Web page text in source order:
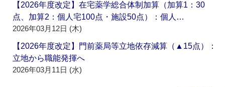
【2026年度改定】在宅薬学総合体制加算（加算1：30
点、加算2：個人宅100点・施設50点）：個人…
2026年03月12日 (木)
【2026年度改定】門前薬局等立地依存減算（▲15点）：
立地から職能発揮へ
2026年03月11日 (水)